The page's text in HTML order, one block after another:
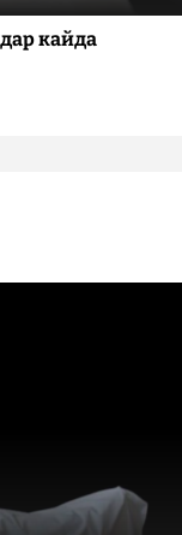
кайда